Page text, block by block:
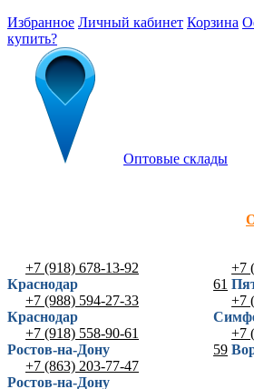
Избранное Личный кабинет Корзина
купить?
Оптовые склады
+7 (918) 678-13-92
Краснодар
+7 (988) 594-27-33
Краснодар
+7 (918) 558-90-61
Ростов-на-Дону
+7 (863) 203-77-47
Ростов-на-Дону
+7
61
+7
+7
59